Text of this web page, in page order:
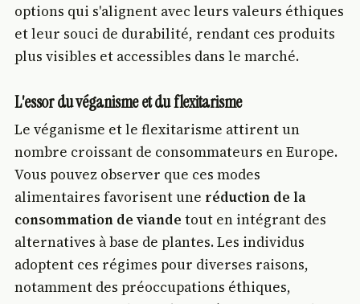
options qui s'alignent avec leurs valeurs éthiques
et leur souci de durabilité, rendant ces produits
plus visibles et accessibles dans le marché.
L'essor du véganisme et du flexitarisme
Le véganisme et le flexitarisme attirent un
nombre croissant de consommateurs en Europe.
Vous pouvez observer que ces modes
alimentaires favorisent une réduction de la
consommation de viande tout en intégrant des
alternatives à base de plantes. Les individus
adoptent ces régimes pour diverses raisons,
notamment des préoccupations éthiques,